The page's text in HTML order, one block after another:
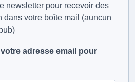
newsletter pour recevoir des
dans votre boîte mail (auncun
adresse email pour